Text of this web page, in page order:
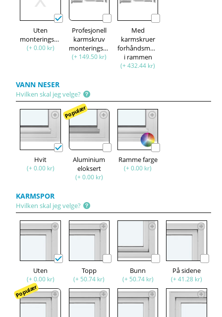
Uten
monteringssett
(+ 0.00 kr)
Profesjonell
karmskruv
monteringssett
(+ 149.50 kr)
Med
karmskruer
forhåndsmontert
i rammen
(+ 432.44 kr)
VANN NESER
Hvilken skal jeg velge?
Hvit
(+ 0.00 kr)
Populær
Aluminium
eloksert
(+ 0.00 kr)
Ramme farge
(+ 0.00 kr)
KARMSPOR
Hvilken skal jeg velge?
Uten
(+ 0.00 kr)
Topp
(+ 50.74 kr)
Bunn
(+ 50.74 kr)
På sidene
(+ 41.28 kr)
Populær